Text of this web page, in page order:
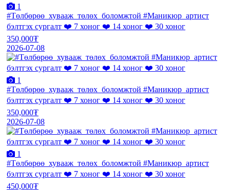
1
#Төлбөрөө_хувааж_төлөх_боломжтой #Маникюр_артист
бэлтгэх сургалт ❤️ 7 хоног ❤️ 14 хоног ❤️ 30 хоног
350,000₮
2026-07-08
1
#Төлбөрөө_хувааж_төлөх_боломжтой #Маникюр_артист
бэлтгэх сургалт ❤️ 7 хоног ❤️ 14 хоног ❤️ 30 хоног
350,000₮
2026-07-08
1
#Төлбөрөө_хувааж_төлөх_боломжтой #Маникюр_артист
бэлтгэх сургалт ❤️ 7 хоног ❤️ 14 хоног ❤️ 30 хоног
450,000₮